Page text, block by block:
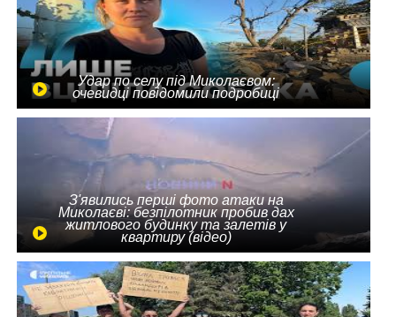
Удар по селу під Миколаєвом:
очевидці повідомили подробиці
З'явились перші фото атаки на
Миколаєві: безпілотник пробив дах
житлового будинку та залетів у
квартиру (відео)